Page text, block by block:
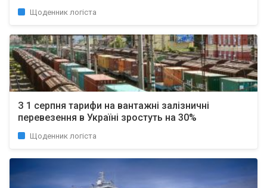
Щоденник логіста
З 1 серпня тарифи на вантажні залізничні
перевезення в Україні зростуть на 30%
Щоденник логіста